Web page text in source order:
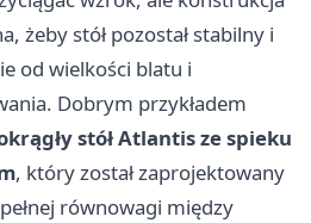
żeby stół pozostał stabilny i
od wielkości blatu i
Dobrym przykładem
stół Atlantis ze spieku
, który został zaprojektowany
równowagi między